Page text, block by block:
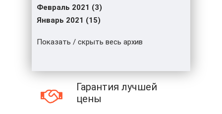
Февраль 2021 (3)
Январь 2021 (15)
Показать / скрыть весь архив
Гарантия лучшей
цены